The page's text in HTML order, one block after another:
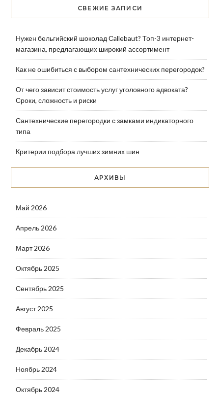
СВЕЖИЕ ЗАПИСИ
Нужен бельгийский шоколад Сallebaut? Топ-3 интернет-
магазина, предлагающих широкий ассортимент
Как не ошибиться с выбором сантехнических перегородок?
От чего зависит стоимость услуг уголовного адвоката?
Сроки, сложность и риски
Сантехнические перегородки с замками индикаторного
типа
Критерии подбора лучших зимних шин
АРХИВЫ
Май 2026
Апрель 2026
Март 2026
Октябрь 2025
Сентябрь 2025
Август 2025
Февраль 2025
Декабрь 2024
Ноябрь 2024
Октябрь 2024